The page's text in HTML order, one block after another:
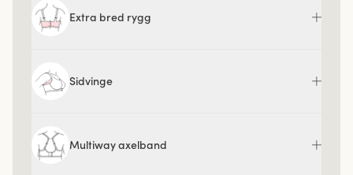
Extra bred rygg
Sidvinge
Multiway axelband